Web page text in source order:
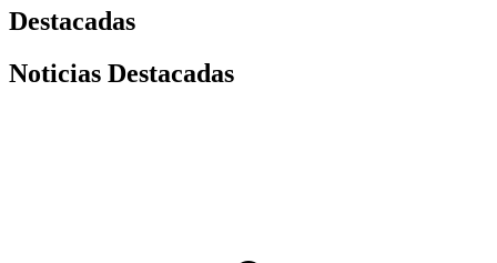
Destacadas
Noticias Destacadas